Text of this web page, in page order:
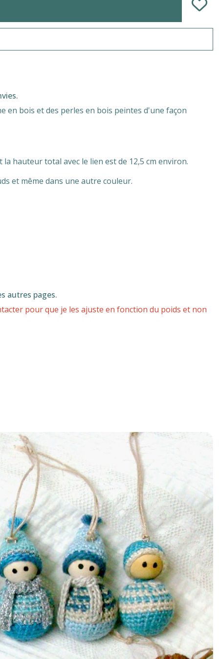
en bois et des perles en bois peintes d'une façon
hauteur total avec le lien est de 12,5 cm environ.
et même dans une autre couleur.
autres pages.
pour que je les ajuste en fonction du poids et non